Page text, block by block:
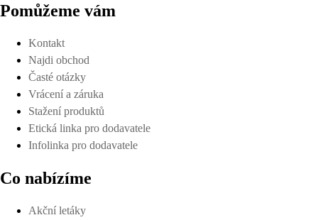
Pomůžeme vám
Kontakt
Najdi obchod
Časté otázky
Vrácení a záruka
Stažení produktů
Etická linka pro dodavatele
Infolinka pro dodavatele
Co nabízíme
Akční letáky